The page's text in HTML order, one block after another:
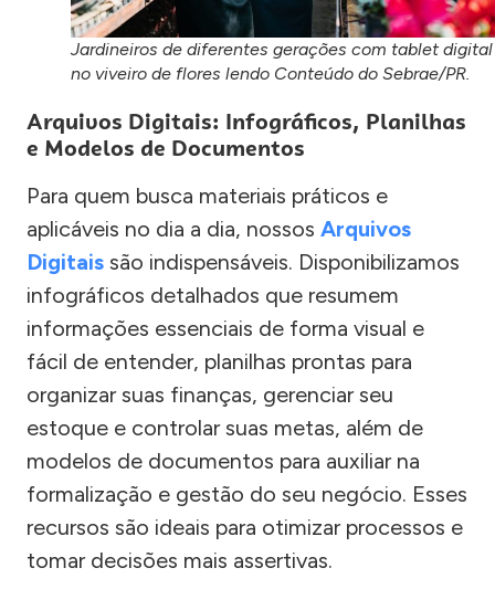
Jardineiros de diferentes gerações com tablet digital
no viveiro de flores lendo Conteúdo do Sebrae/PR.
Arquivos Digitais: Infográficos, Planilhas
e Modelos de Documentos
Para quem busca materiais práticos e
aplicáveis no dia a dia, nossos Arquivos
Digitais são indispensáveis. Disponibilizamos
infográficos detalhados que resumem
informações essenciais de forma visual e
fácil de entender, planilhas prontas para
organizar suas finanças, gerenciar seu
estoque e controlar suas metas, além de
modelos de documentos para auxiliar na
formalização e gestão do seu negócio. Esses
recursos são ideais para otimizar processos e
tomar decisões mais assertivas.